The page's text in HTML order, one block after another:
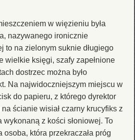
w więzieniu była
nazywanego ironicznie
to na zielonym suknie długiego
wielkie księgi, szafy zapełnione
dostrzec można było
Na najwidoczniejszym miejscu w
do papieru, z którego dyrektor
na ścianie wisiał czarny krucyfiks z
wykonaną z kości słoniowej. To
osoba, która przekraczała próg